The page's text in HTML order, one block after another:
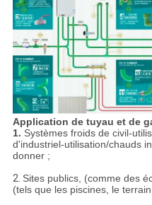
Application de tuyau et de
1. Systèmes froids de civil-
d'industriel-utilisation/chauds
donner ;
2. Sites publics, (comme des
(tels que les piscines, le